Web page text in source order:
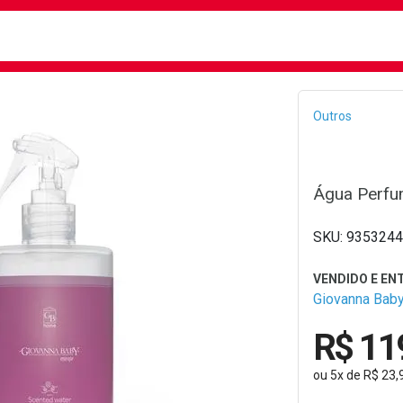
Outros
Água
Giovanna
R$
ou 5xde R$